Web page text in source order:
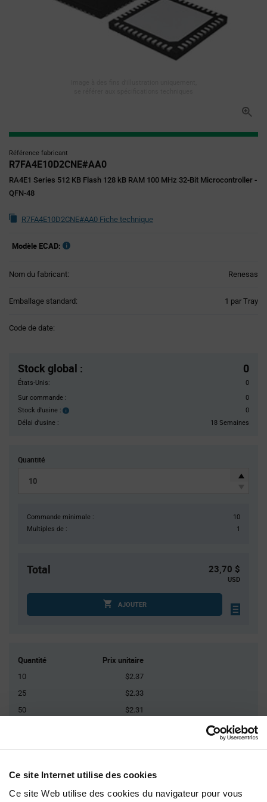
Ce site Internet utilise des cookies
Ce site Web utilise des cookies du navigateur pour vous
Référence fabricant
R7FA4E10D2CNE#AA0
RA4E1 Series 512 KB Flash 128 kB RAM 100 MHz 32-Bit Microcontroller -
QFN-48
R7FA4E10D2CNE#AA0 Fiche technique
Modèle ECAD:
Nom du fabricant: Renesas
Emballage standard: 1 par Tray
Code de date:
Stock global : 0
États-Unis:
0
Sur commande :
0
Stock d'usine :
Stock
0
Délai d'usine :
18 Semaines
Quantité
Commande minimale :
10
Multiples de :
1
Total 23,70 $
USD
AJOUTER
Quantité Prix unitaire
10
$2.37
25
$2.33
50
$2.31
Product
Variant
Information
Emballages disponibles